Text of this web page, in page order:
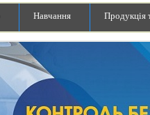
Навчання Продукція